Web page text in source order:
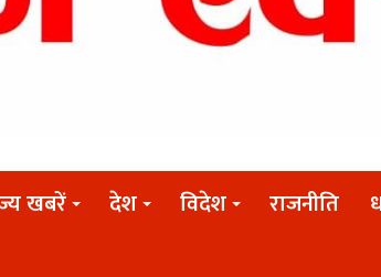
खबरें देश विदेश राजनीति